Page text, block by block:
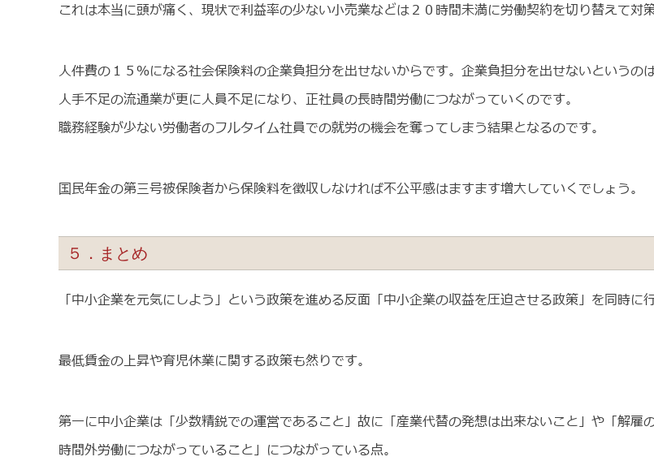
これは本当に頭が痛く、現状で利益率の少ない小売業などは２０時間未満に労働契約を切り替えて対
人件費の１５％になる社会保険料の企業負担分を出せないからです。企業負担分を出せないというの
人手不足の流通業が更に人員不足になり、正社員の長時間労働につながっていくのです。
職務経験が少ない労働者のフルタイム社員での就労の機会を奪ってしまう結果となるのです。
国民年金の第三号被保険者から保険料を徴収しなければ不公平感はますます増大していくでしょう。
５．まとめ
「中小企業を元気にしよう」という政策を進める反面「中小企業の収益を圧迫させる政策」を同時に
最低賃金の上昇や育児休業に関する政策も然りです。
第一に中小企業は「少数精鋭での運営であること」故に「産業代替の発想は出来ないこと」や「解
時間外労働につながっていること」につながっている点。